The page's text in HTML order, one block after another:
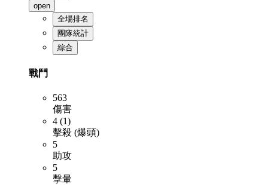
open
全場排名
團隊統計
綜合
戰鬥
563
傷害
4 (1)
擊殺 (爆頭)
5
助攻
5
擊暈